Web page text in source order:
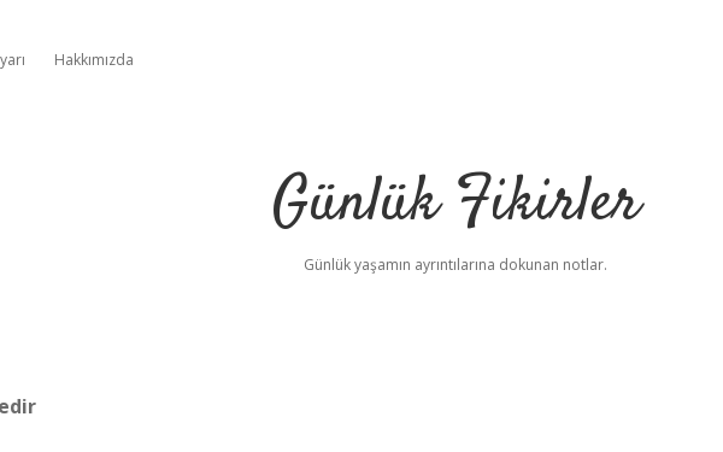
Hakkımızda
Günlük Fikirler
Günlük yaşamın ayrıntılarına dokunan notlar.